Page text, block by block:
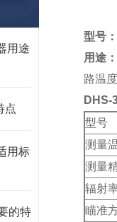
用途
点
用标
的特
型号
用途
路温
DHS-
型号
测量
测量
辐射
瞄准